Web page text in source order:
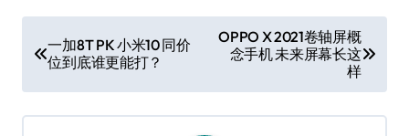
章
导
航
一加8T PK 小米10 同价
位到底谁更能打？
OPPO X 2021卷轴屏概
念手机 未来屏幕长这
样